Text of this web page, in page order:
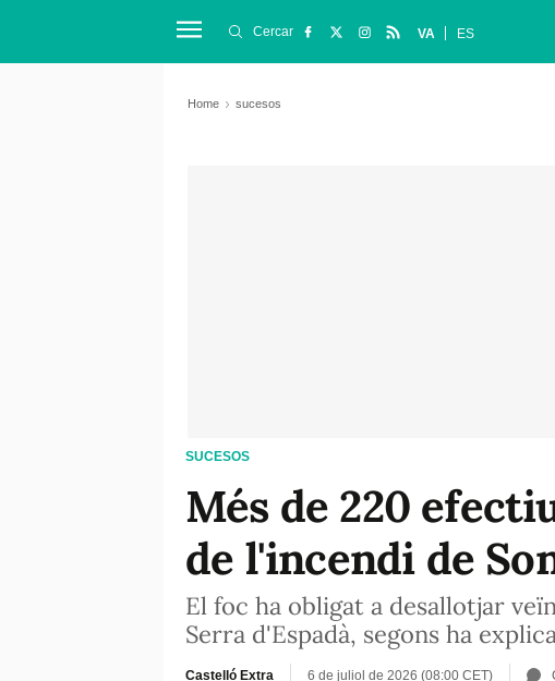
Cercar VA ES
Home sucesos
SUCESOS
Més de 220
de l'incendi de
El foc ha obligat a desallotjar
Serra d'Espadà, segons ha
Castelló Extra 6 de juliol de 2026 (08:00 CET)